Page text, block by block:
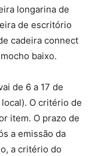
longarina de
de escritório
cadeira connect
baixo.
de 6 a 17 de
O critério de
item. O prazo de
a emissão da
a critério do